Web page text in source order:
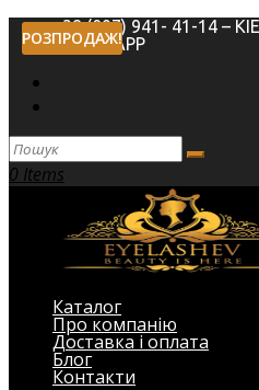
+38 (097) 941- 41-14 –
WHATSAPP
0 Items
Каталог
Про компанію
Доставка і оплата
Блог
Контакти
РОЗПРОДАЖ!